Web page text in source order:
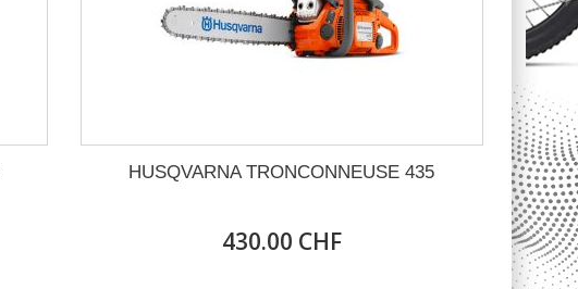
HUSQVARNA TRONCONNEUSE 435
430.00 CHF